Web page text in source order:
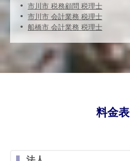
市川市 税務顧問 税理士
市川市 会計業務 税理士
船橋市 会計業務 税理士
料金表